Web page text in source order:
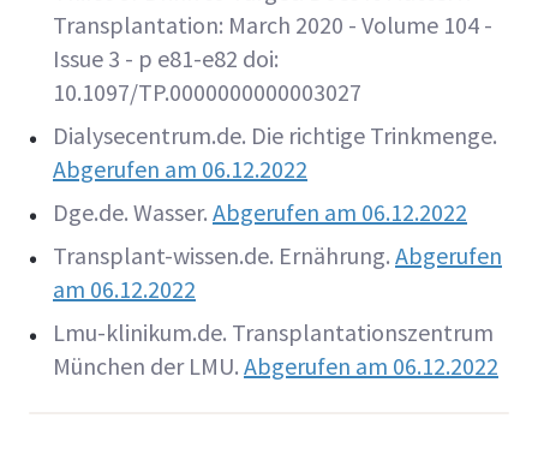
Transplantation: March 2020 - Volume 104 -
Issue 3 - p e81-e82 doi:
10.1097/TP.0000000000003027
Dialysecentrum.de. Die richtige Trinkmenge.
Abgerufen am 06.12.2022
Dge.de. Wasser. Abgerufen am 06.12.2022
Transplant-wissen.de. Ernährung. Abgerufen
am 06.12.2022
Lmu-klinikum.de. Transplantationszentrum
München der LMU. Abgerufen am 06.12.2022